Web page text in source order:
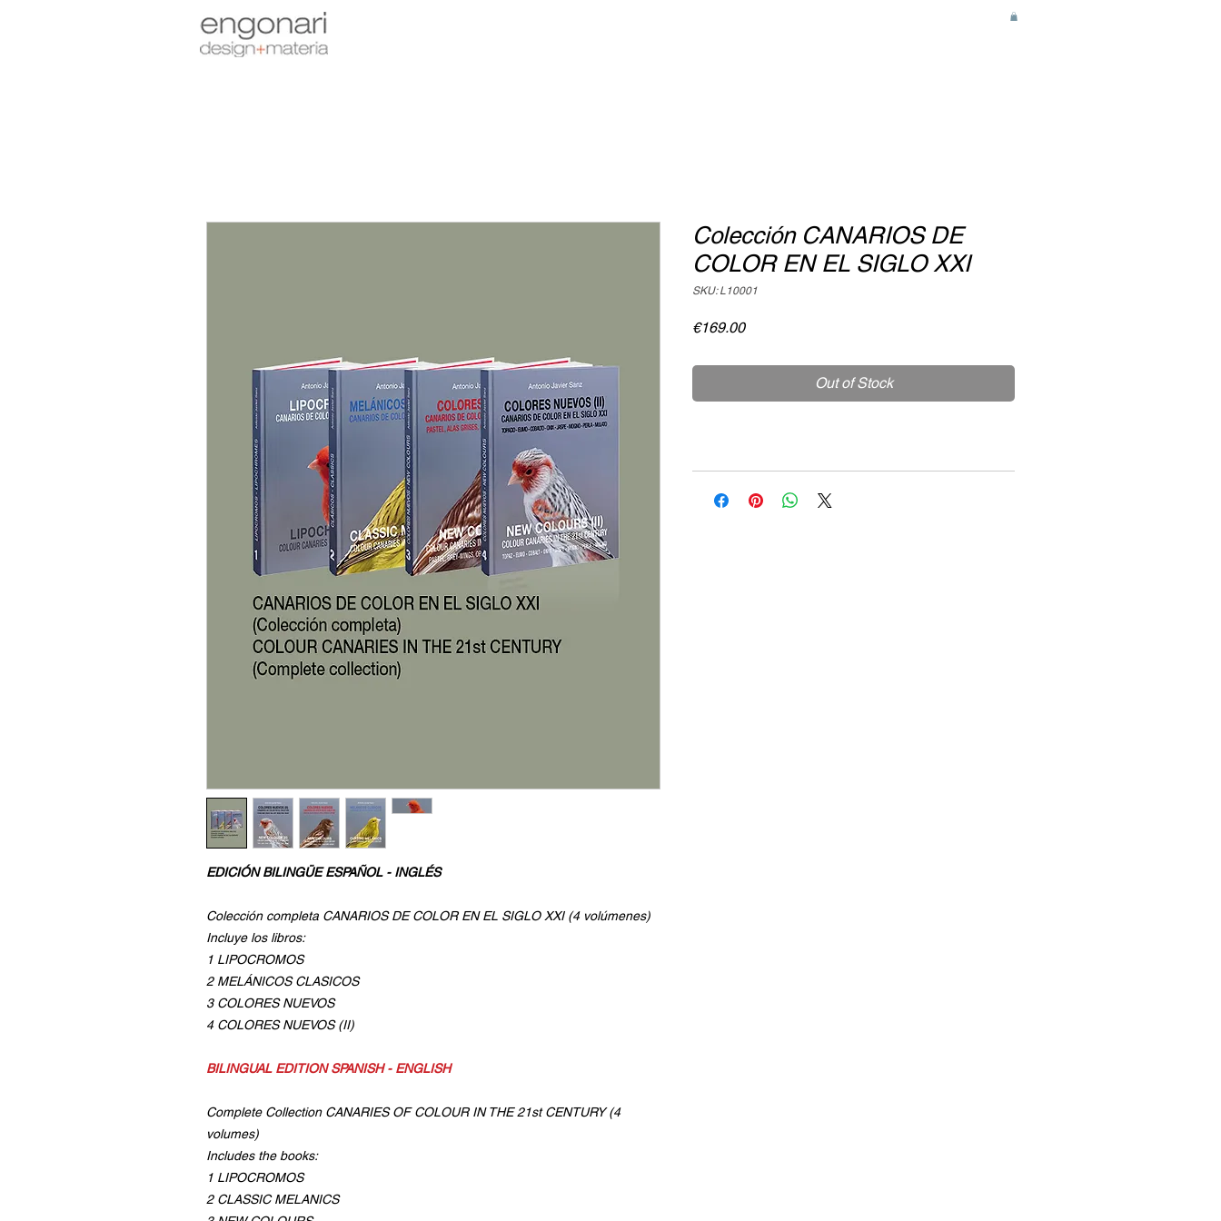
EDICIÓN BILINGÜE ESPAÑOL - INGLÉS
Colección completa CANARIOS DE COLOR EN EL SIGLO XXI (4 volúmenes)
Incluye los libros:
1 LIPOCROMOS
2 MELÁNICOS CLASICOS
3 COLORES NUEVOS
4 COLORES NUEVOS (II)
BILINGUAL EDITION SPANISH - ENGLISH
Complete Collection CANARIES OF COLOUR IN THE 21st CENTURY (4
volumes)
Includes the books:
1 LIPOCROMOS
2 CLASSIC MELANICS
Colección CANARIOS DE
COLOR EN EL SIGLO XXI
SKU: L10001
€169.00Price
Out of Stock